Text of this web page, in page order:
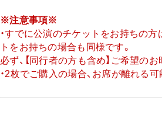
※注意事項※
・すでに公演のチケットをお持ちの
トをお持ちの場合も同様です。
必ず、【同行者の方も含め】ご希望の
・2枚でご購入の場合、お席が離れる